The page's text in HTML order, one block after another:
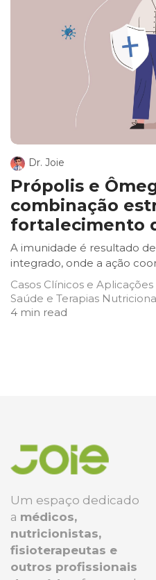
Dr. Joie
Própolis e
combinação
fortalecimento
A imunidade é resultado
integrado, onde a ação
Casos Clínicos e
Saúde e Terapias
4 min read
Um espaço dedicado
a médicos,
nutricionistas,
fisioterapeutas e
outros profissionais